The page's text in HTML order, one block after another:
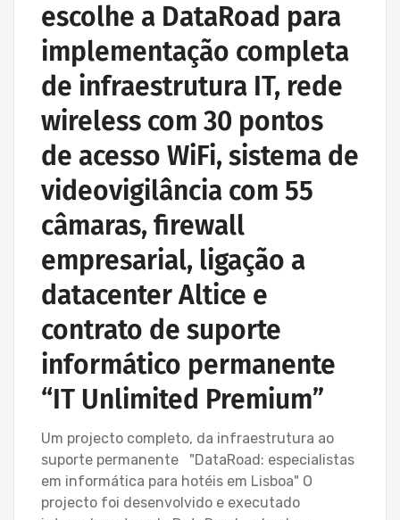
escolhe a DataRoad para
implementação completa
de infraestrutura IT, rede
wireless com 30 pontos
de acesso WiFi, sistema de
videovigilância com 55
câmaras, firewall
empresarial, ligação a
datacenter Altice e
contrato de suporte
informático permanente
“IT Unlimited Premium”
Um projecto completo, da infraestrutura ao
suporte permanente "DataRoad: especialistas
em informática para hotéis em Lisboa" O
projecto foi desenvolvido e executado